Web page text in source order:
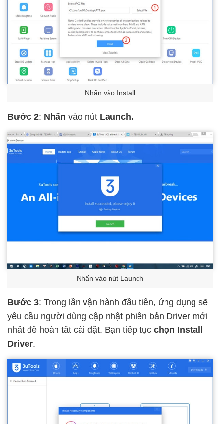
Nhấn vào Install
Bước 2: Nhấn vào nút Launch.
Nhấn vào nút Launch
Bước 3: Trong lần vận hành đầu tiên, ứng dụng sẽ
yêu cầu người dùng cập nhật phiên bản Driver mới
nhất để hoàn tất cài đặt. Bạn tiếp tục chọn Install
Driver.